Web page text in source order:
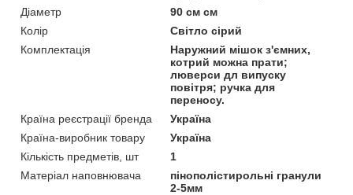
Діаметр
90 см см
Колір
Світло сірий
Комплектація
Наружний мішок з'ємних,
котрий можна прати;
люверси дл випуску
повітря; ручка для
переносу.
Країна реєстрації бренда
Україна
Країна-виробник товару
Україна
Кількість предметів, шт
1
Матеріал наповнювача
пінополістирольні гранули
2-5мм